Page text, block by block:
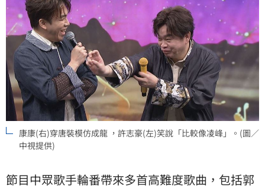
康康(右)穿唐裝模仿成龍 ，許志豪(左)笑說「比較像凌峰」。(圖／
中視提供)
節目中眾歌手輪番帶來多首高難度歌曲，包括郭